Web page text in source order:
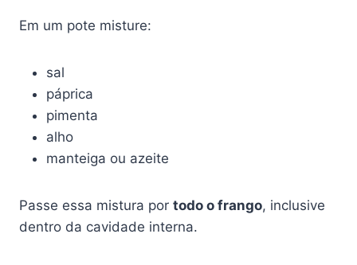
Em um pote misture:
sal
páprica
pimenta
alho
manteiga ou azeite
Passe essa mistura por todo o frango, inclusive
dentro da cavidade interna.